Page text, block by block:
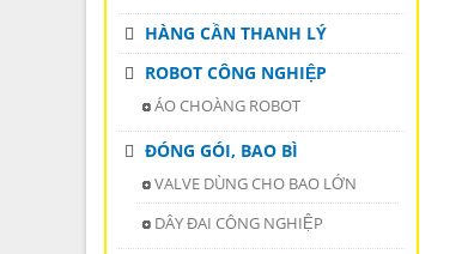
HÀNG CẦN THANH LÝ
ROBOT CÔNG NGHIỆP
ÁO CHOÀNG ROBOT
ĐÓNG GÓI, BAO BÌ
VALVE DÙNG CHO BAO LỚN
DÂY ĐAI CÔNG NGHIỆP